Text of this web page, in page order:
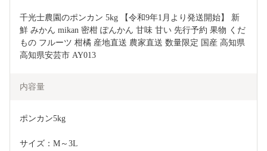
千光士農園のポンカン 5kg 【令和9年1月より発送開始】 新
鮮 みかん mikan 密柑 ぽんかん 甘味 甘い 先行予約 果物 くだ
もの フルーツ 柑橘 産地直送 農家直送 数量限定 国産 高知県
高知県安芸市 AY013
内容量
ポンカン5kg
サイズ：M～3L